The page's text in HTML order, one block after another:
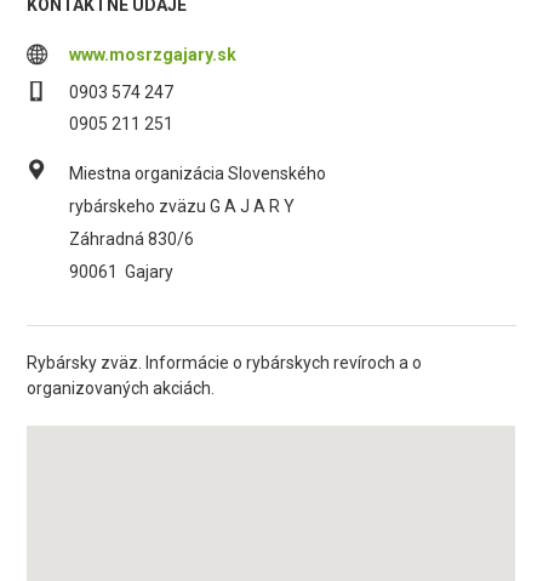
KONTAKTNÉ ÚDAJE
www.mosrzgajary.sk
0903 574 247
0905 211 251
Miestna organizácia Slovenského
rybárskeho zväzu G A J A R Y
Záhradná 830/6
90061 Gajary
Rybársky zväz. Informácie o rybárskych revíroch a o
organizovaných akciách.